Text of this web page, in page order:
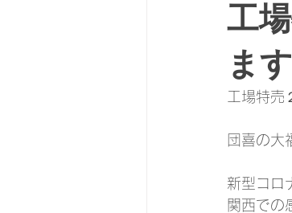
工
ます
工場特売
団喜の大
新型コロ
関西での